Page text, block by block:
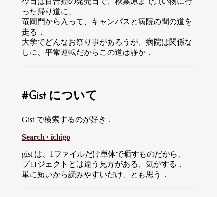
った帰り道に、
竜岡門から入って、キャンパスと病院の間の道を
走る．
大学でどんなお祭り事があろうが、病院は関係な
しに、平常運転だからこの道は静か．
Gist について
Gist で検索するのが好き．
Search · ichigo
gist は、1ファイルだけ単体で晒すものだから、
プロジェクトとは違う見方がある、気がする．
単に短いから読みやすいだけ、とも思う．